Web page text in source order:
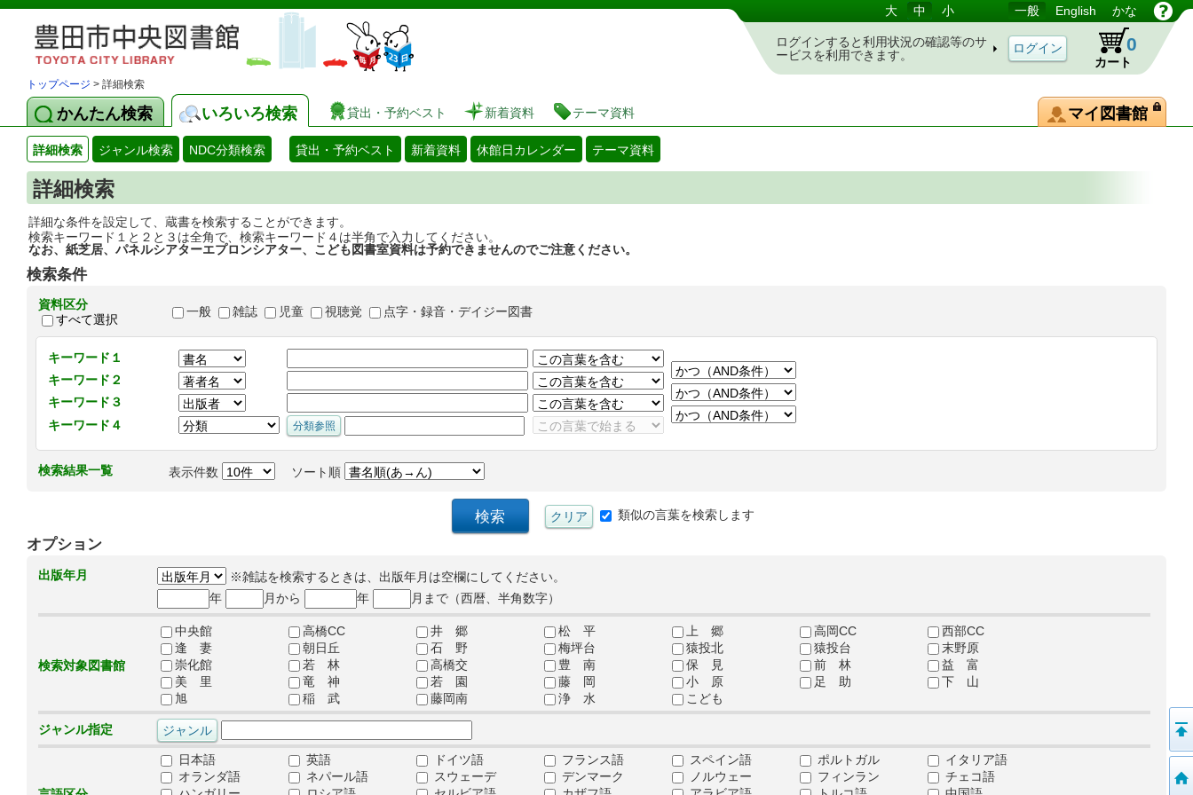
図書館 蔵書検索・予約システム 大 中 小 一般 English かな
ログインすると利用状況の確認等のサ
ービスを利用できます。
カート
0
トップページ > 詳細検索
かんたん検索 いろいろ検索 貸出・予約ベスト 新着資料 テーマ資料 マイ図書館
詳細検索 ジャンル検索 NDC分類検索 貸出・予約ベスト 新着資料 休館日カレンダー テーマ資料
詳細検索
詳細な条件を設定して、蔵書を検索することができます。
検索キーワード１と２と３は全角で、検索キーワード４は半角で入力してください。
なお、紙芝居、パネルシアターエプロンシアター、こども図書室資料は予約できませんのでご注意ください。
検索条件
資料区分
すべて選択
一般 雑誌 児童 視聴覚 点字・録音・デイジー図書
キーワード１
キーワード２
キーワード３
キーワード４
検索結果一覧 表示件数 ソート順
類似の言葉を検索します
オプション
出版年月
※雑誌を検索するときは、出版年月は空欄にしてください。
年
月から 年 月まで（西暦、半角数字）
検索対象図書館
中央館 高橋CC 井 郷 松 平 上 郷 高岡CC
西部CC
逢 妻
朝日丘 石 野 梅坪台 猿投北 猿投台
末野原
崇化館
若 林 高橋交 豊 南 保 見 前 林
益 富
美 里
竜 神 若 園 藤 岡 小 原 足 助
下 山
旭
稲 武 藤岡南 浄 水 こども
ジャンル指定
日本語 英語 ドイツ語 フランス語 スペイン語 ポルトガル
イタリア語
オランダ語
ネパール語 スウェーデ デンマーク ノルウェー フィンラン
チェコ語